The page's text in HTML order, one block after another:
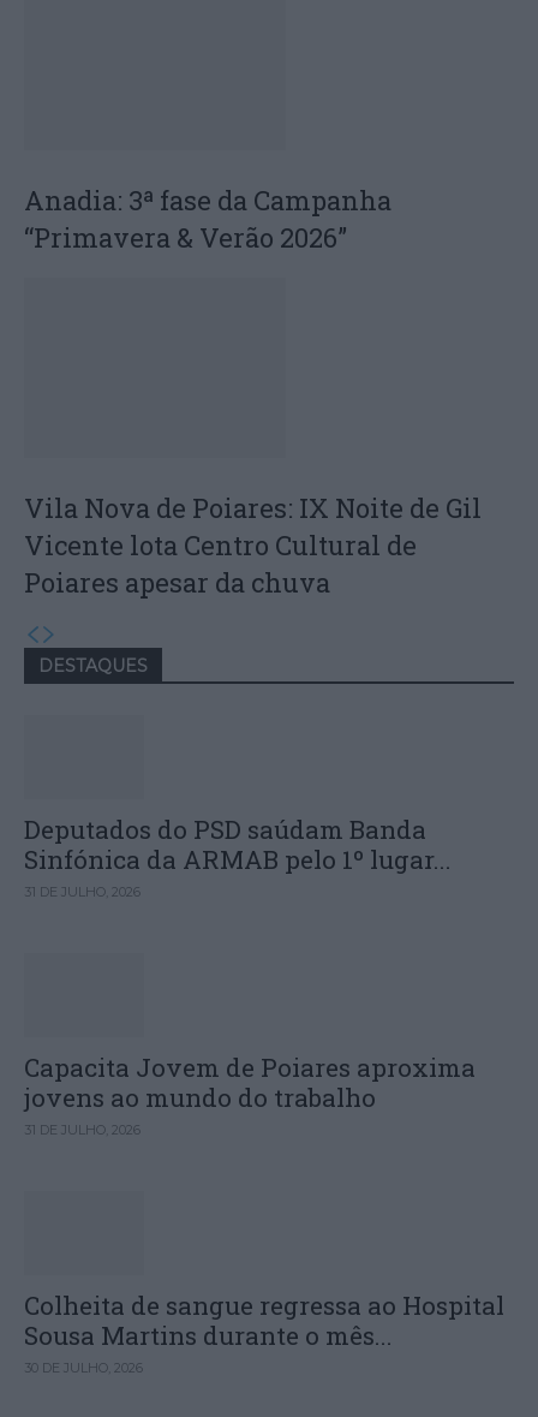
Anadia: 3ª fase da Campanha
“Primavera & Verão 2026”
Vila Nova de Poiares: IX Noite de Gil
Vicente lota Centro Cultural de
Poiares apesar da chuva
DESTAQUES
Deputados do PSD saúdam Banda
Sinfónica da ARMAB pelo 1º lugar...
31 DE JULHO, 2026
Capacita Jovem de Poiares aproxima
jovens ao mundo do trabalho
31 DE JULHO, 2026
Colheita de sangue regressa ao Hospital
Sousa Martins durante o mês...
30 DE JULHO, 2026